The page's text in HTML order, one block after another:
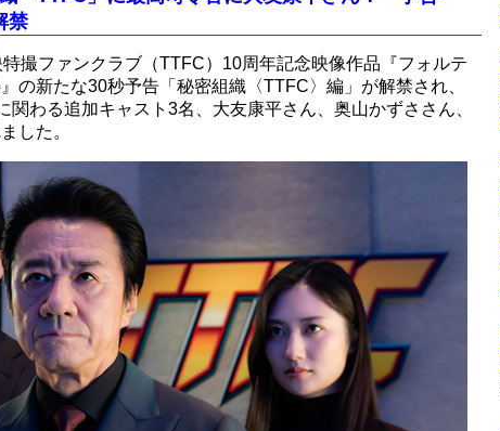
禁
撮ファンクラブ（TTFC）10周年記念映像作品『フォルテ
の新たな30秒予告「秘密組織〈TTFC〉編」が解禁され、
わる追加キャスト3名、大友康平さん、奥山かずささん、
した。